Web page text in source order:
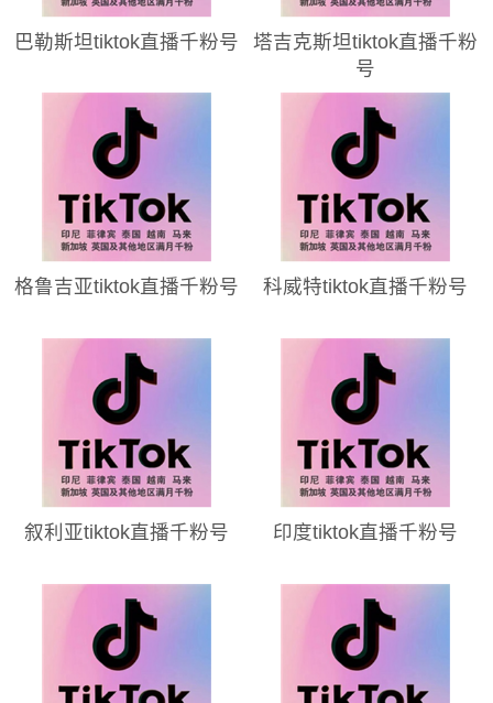
巴勒斯坦tiktok直播千粉号
塔吉克斯坦tiktok直播千粉
号
格鲁吉亚tiktok直播千粉号 科威特tiktok直播千粉号
叙利亚tiktok直播千粉号 印度tiktok直播千粉号